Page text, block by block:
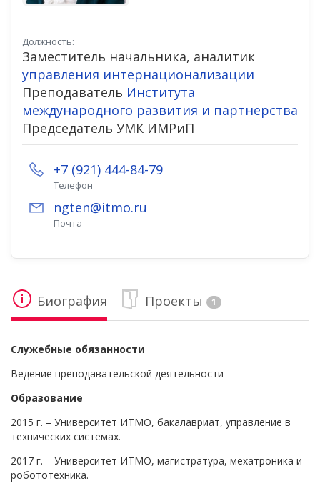
Должность:
Заместитель начальника, аналитик
управления интернационализации
Преподаватель Института
международного развития и партнерства
Председатель УМК ИМРиП
+7 (921) 444-84-79
Телефон
ngten@itmo.ru
Почта
Биография Проекты 1
Служебные обязанности
Ведение преподавательской деятельности
Образование
2015 г. – Университет ИТМО, бакалавриат, управление в
технических системах.
2017 г. – Университет ИТМО, магистратура, мехатроника и
робототехника.